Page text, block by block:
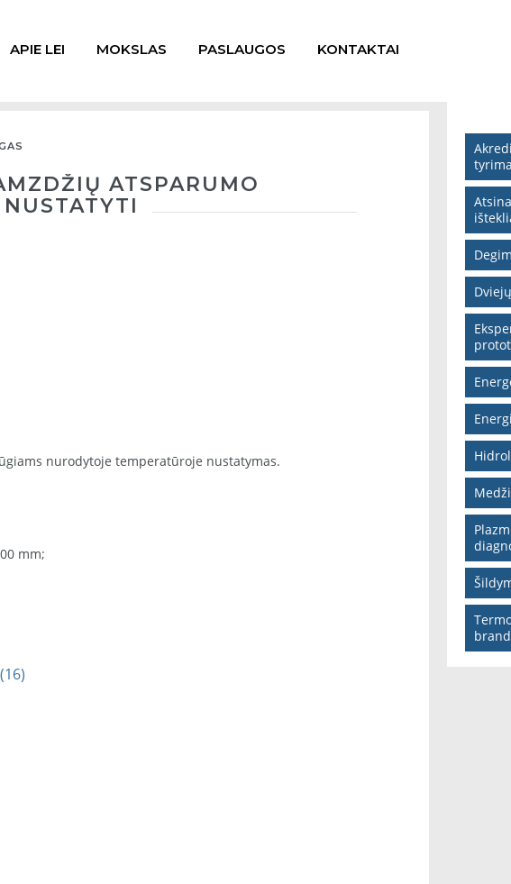
APIE LEI MOKSLAS PASLAUGOS KONTAKTAI
ATSPARUMO
nurodytoje temperatūroje nustatymas.
mm;